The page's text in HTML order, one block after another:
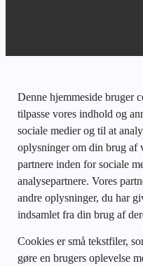
Denne hjemmeside bruger
tilpasse vores indhold og
sociale medier og til at
oplysninger om din brug af
partnere inden for sociale
analysepartnere. Vores
andre oplysninger, du har
indsamlet fra din brug af
Cookies er små tekstfiler,
gøre en brugers oplevelse